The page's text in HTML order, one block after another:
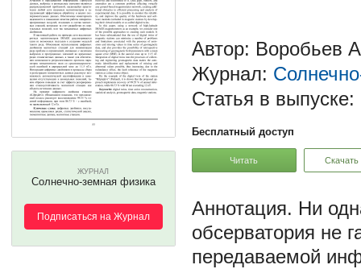
ЖУРНАЛ
Солнечно-земная физика
Подписаться на Журнал
Автор: Воробьев
Журнал:
Статья в выпуске:
Бесплатный доступ
Читать Скачать
Ни
обсерватория не
передаваемой